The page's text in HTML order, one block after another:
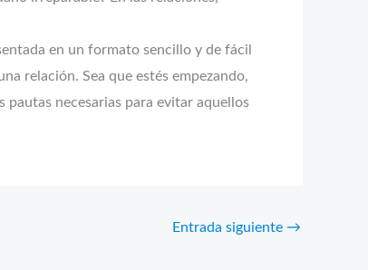
en un formato sencillo y de fácil
relación. Sea que estés empezando,
pautas necesarias para evitar aquellos
Entrada siguiente →